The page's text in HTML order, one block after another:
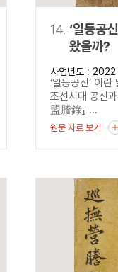
14. ‘일등공
왔을까?
사업년도 : 2022
‘일등공신’ 이
조선시대 공신
盟謄錄』 ...
원문 자료 보기